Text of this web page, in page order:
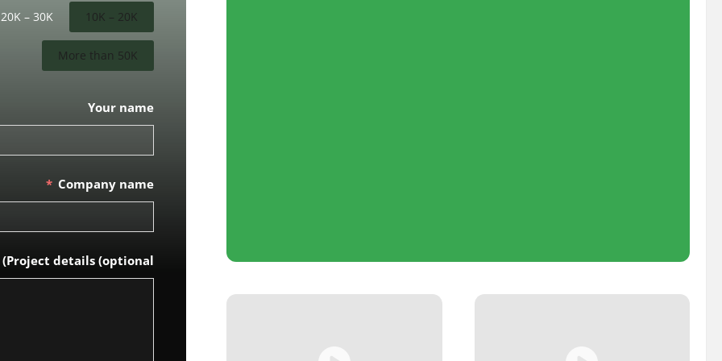
10K – 20K
20K – 30K
More than 50K
Your name
Company name
Project details (optional)